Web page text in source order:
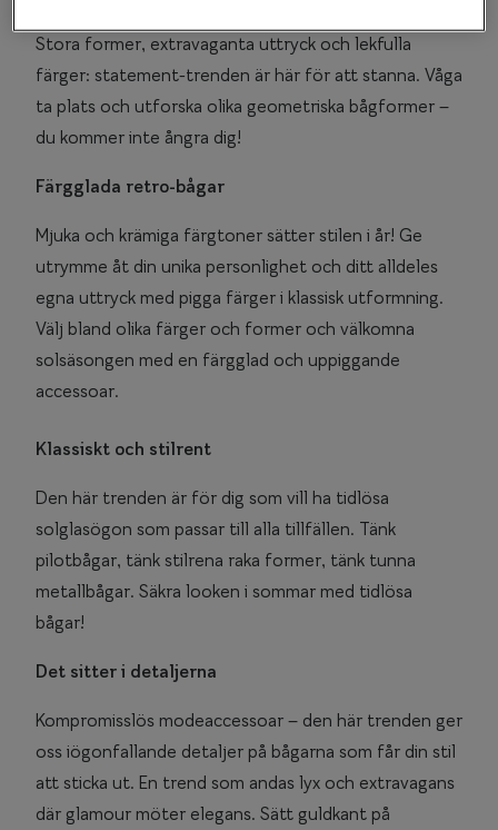
Stora former, extravaganta uttryck och lekfulla
färger: statement-trenden är här för att stanna. Våga
ta plats och utforska olika geometriska bågformer –
du kommer inte ångra dig!
Färgglada retro-bågar
Mjuka och krämiga färgtoner sätter stilen i år! Ge
utrymme åt din unika personlighet och ditt alldeles
egna uttryck med pigga färger i klassisk utformning.
Välj bland olika färger och former och välkomna
solsäsongen med en färgglad och uppiggande
accessoar.
Klassiskt och stilrent
Den här trenden är för dig som vill ha tidlösa
solglasögon som passar till alla tillfällen. Tänk
pilotbågar, tänk stilrena raka former, tänk tunna
metallbågar. Säkra looken i sommar med tidlösa
bågar!
Det sitter i detaljerna
Kompromisslös modeaccessoar – den här trenden ger
oss iögonfallande detaljer på bågarna som får din stil
att sticka ut. En trend som andas lyx och extravagans
där glamour möter elegans. Sätt guldkant på